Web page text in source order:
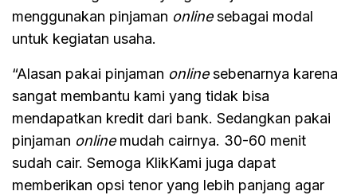
menggunakan pinjaman onlinesebagai modal
untuk kegiatan usaha.
“Alasan pakai pinjaman onlinesebenarnya karena
sangat membantu kami yang tidak bisa
mendapatkan kredit dari bank. Sedangkan pakai
pinjaman onlinemudah cairnya. 30-60 menit
sudah cair. Semoga KlikKami juga dapat
memberikan opsi tenor yang lebih panjang agar